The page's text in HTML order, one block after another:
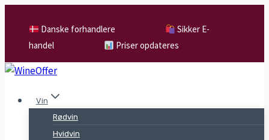
content
Danske forhandlere
Sikker E-
handel
Priser opdateres
Vin
Rødvin
Hvidvin